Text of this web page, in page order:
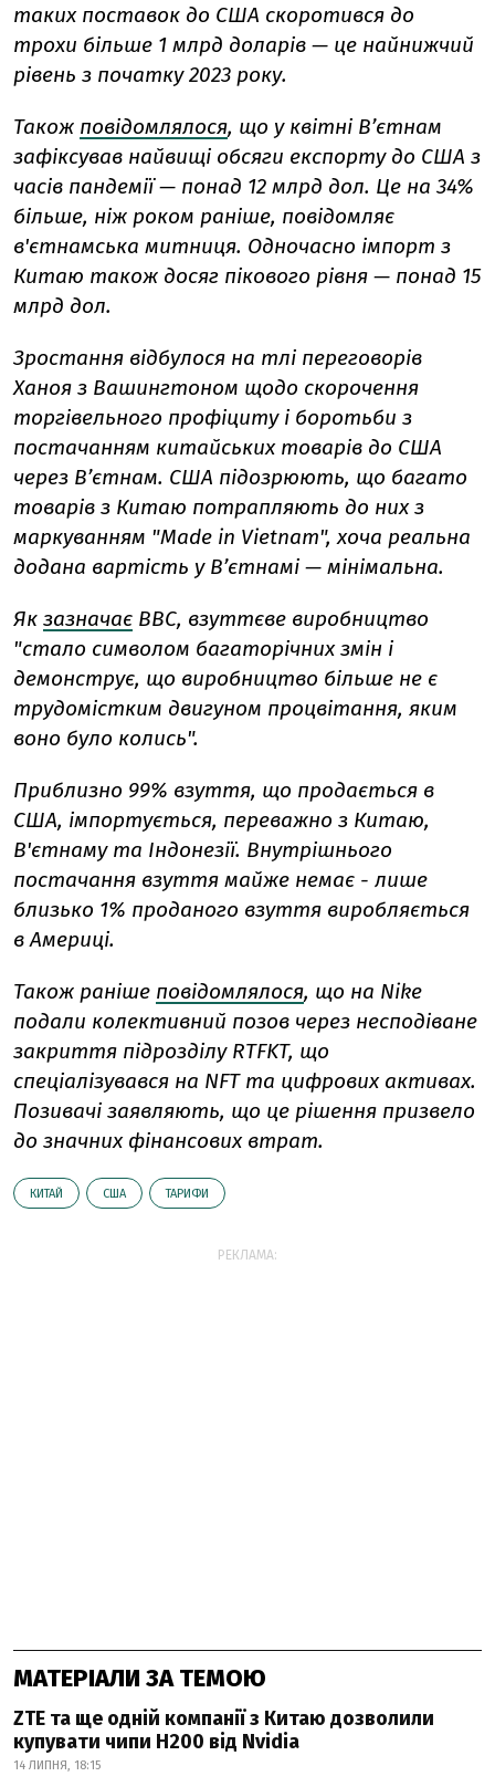
таких поставок до США скоротився до
трохи більше 1 млрд доларів — це найнижчий
рівень з початку 2023 року.
Також повідомлялося, що у квітні В’єтнам
зафіксував найвищі обсяги експорту до США з
часів пандемії — понад 12 млрд дол. Це на 34%
більше, ніж роком раніше, повідомляє
в'єтнамська митниця. Одночасно імпорт з
Китаю також досяг пікового рівня — понад 15
млрд дол.
Зростання відбулося на тлі переговорів
Ханоя з Вашингтоном щодо скорочення
торгівельного профіциту і боротьби з
постачанням китайських товарів до США
через В’єтнам. США підозрюють, що багато
товарів з Китаю потрапляють до них з
маркуванням "Made in Vietnam", хоча реальна
додана вартість у В’єтнамі — мінімальна.
Як зазначає BBC, взуттєве виробництво
"стало символом багаторічних змін і
демонструє, що виробництво більше не є
трудомістким двигуном процвітання, яким
воно було колись".
Приблизно 99% взуття, що продається в
США, імпортується, переважно з Китаю,
В'єтнаму та Індонезії. Внутрішнього
постачання взуття майже немає - лише
близько 1% проданого взуття виробляється
в Америці.
Також раніше повідомлялося, що на Nike
подали колективний позов через несподіване
закриття підрозділу RTFKT, що
спеціалізувався на NFT та цифрових активах.
Позивачі заявляють, що це рішення призвело
до значних фінансових втрат.
КИТАЙ США ТАРИФИ
РЕКЛАМА:
МАТЕРІАЛИ ЗА ТЕМОЮ
ZTE та ще одній компанії з Китаю дозволили
купувати чипи H200 від Nvidia
14 ЛИПНЯ, 18:15